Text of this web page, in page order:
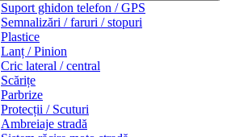
Suport ghidon telefon / GPS
Semnalizări / faruri / stopuri
Plastice
Lanț / Pinion
Cric lateral / central
Scărițe
Parbrize
Protecții / Scuturi
Ambreiaje stradă